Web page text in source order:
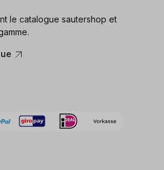
le catalogue sautershop et